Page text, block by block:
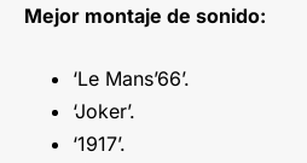
Mejor montaje de sonido:
‘Le Mans’66’.
‘Joker’.
‘1917’.